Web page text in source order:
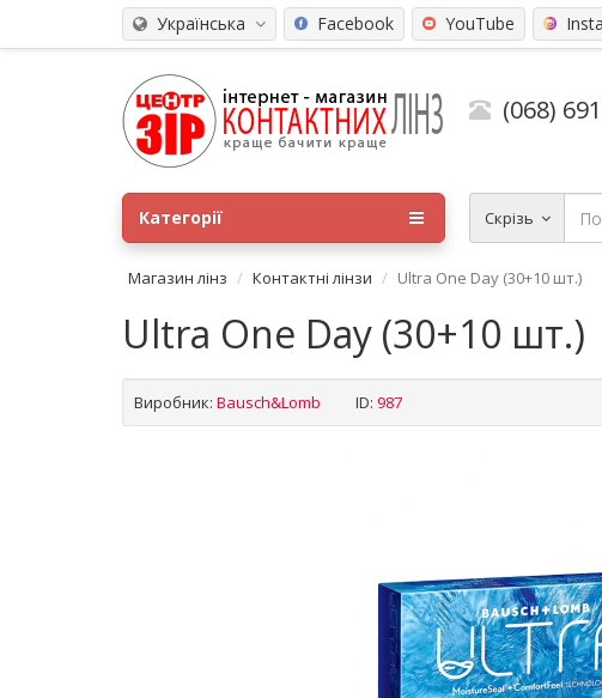
Українська Facebook YouTube
(068)
Скрізь
Категорії
Магазин лінз Контактні лінзи Ultra One Day (30+10 шт.)
Ultra One Day (30+10 шт.)
Виробник: Bausch&Lomb ID: 987